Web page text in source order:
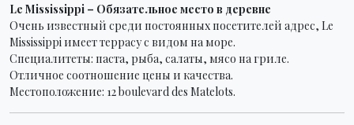
Le Mississippi – Обязательное место в деревне
Очень известный среди постоянных посетителей адрес, Le
Mississippi имеет террасу с видом на море.
Специалитеты: паста, рыба, салаты, мясо на гриле.
Отличное соотношение цены и качества.
Местоположение: 12 boulevard des Matelots.